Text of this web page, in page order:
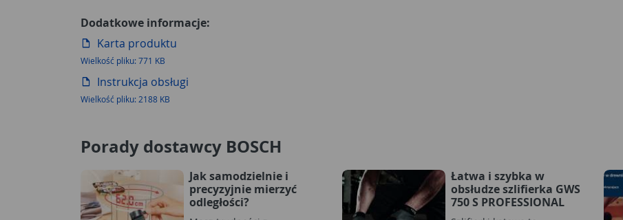
Dodatkowe informacje:
Karta produktu
Wielkość pliku: 771 KB
Instrukcja obsługi
Wielkość pliku: 2188 KB
Porady dostawcy BOSCH
Jak samodzielnie i
precyzyjnie mierzyć
odległości?
Łatwa i szybka w
obsłudze szlifierka GWS
750 S PROFESSIONAL